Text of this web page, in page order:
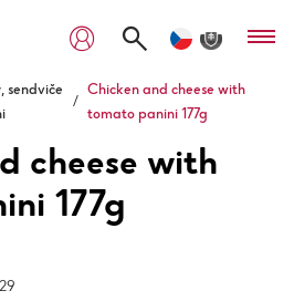
sendviče
/
Chicken and cheese with
tomato panini 177g
cheese with
177g